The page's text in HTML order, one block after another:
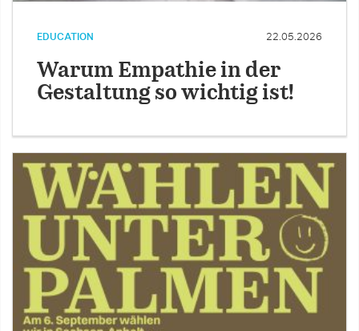
EDUCATION 22.05.2026
Warum Empathie in der
Gestaltung so wichtig ist!